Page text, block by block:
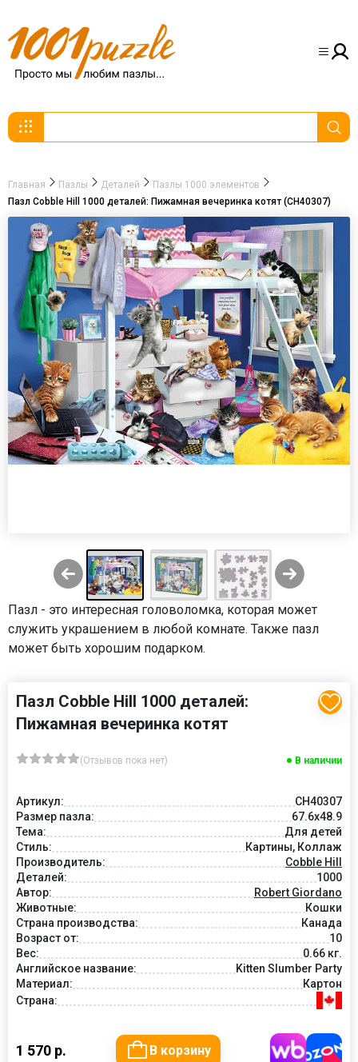
Главная Пазлы Деталей
Пазлы 1000 элементов
Пазл Cobble Hill 1000 деталей: Пижамная вечеринка котят (CH40307)
Пазл - это интересная головоломка, которая может
служить украшением в любой комнате. Также пазл
может быть хорошим подарком.
Пазл Cobble Hill 1000 деталей:
Пижамная вечеринка котят
(Отзывов пока нет) В наличии
Артикул:
CH40307
Размер пазла:
67.6x48.9
Тема:
Для детей
Стиль:
Картины, Коллаж
Производитель:
Cobble Hill
Деталей:
1000
Автор:
Robert Giordano
Животные:
Кошки
Страна производства:
Канада
Возраст от:
10
Вес:
0.66 кг.
Английское название:
Kitten Slumber Party
Материал:
Картон
Страна:
1 570 р. В корзину